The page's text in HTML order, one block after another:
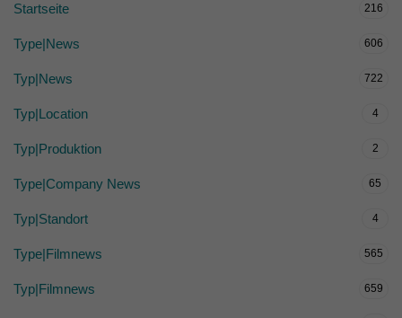
Startseite 216
Type|News 606
Typ|News 722
Typ|Location 4
Typ|Produktion 2
Type|Company News 65
Typ|Standort 4
Type|Filmnews 565
Typ|Filmnews 659